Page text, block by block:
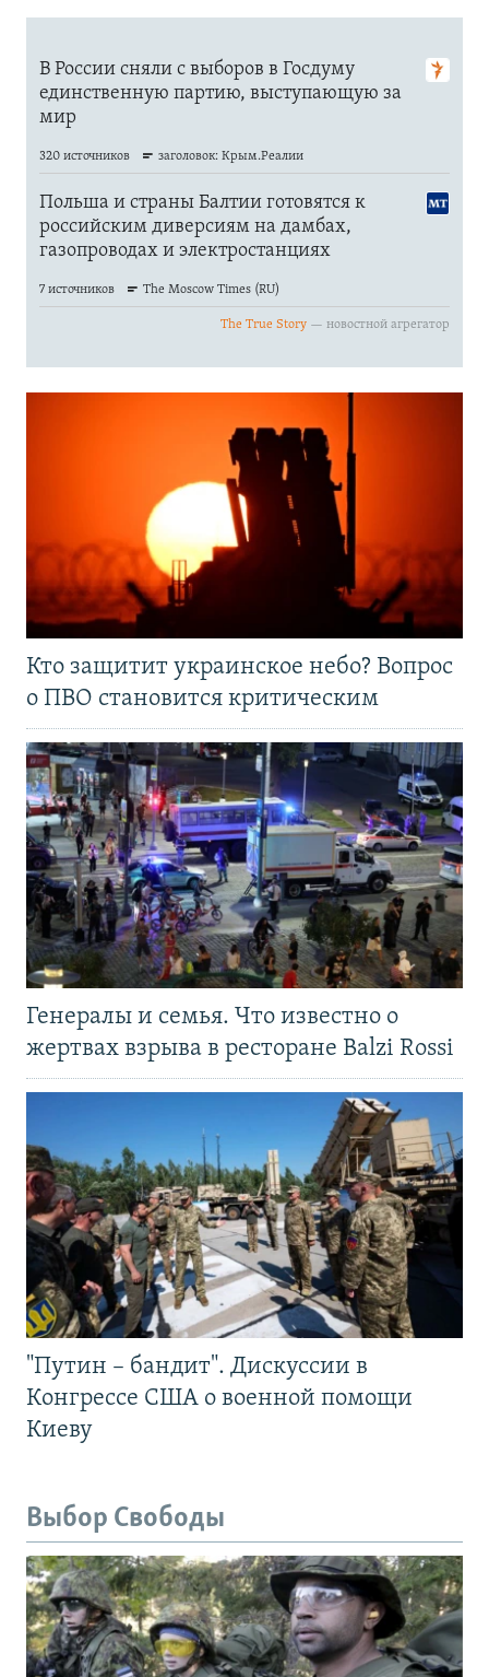
Кто защитит украинское небо? Вопрос
о ПВО становится критическим
Генералы и семья. Что известно о
жертвах взрыва в ресторане Balzi Rossi
"Путин – бандит". Дискуссии в
Конгрессе США о военной помощи
Киеву
Выбор Свободы